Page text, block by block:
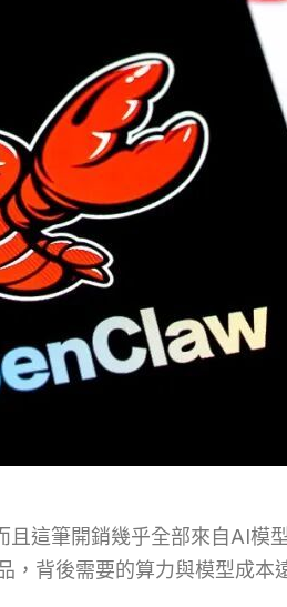
這筆開銷幾乎全部來自AI模
背後需要的算力與模型成